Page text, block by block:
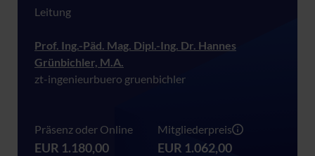
Leitung
Prof. Ing.-Päd. Mag. Dipl.-Ing. Dr. Hannes
Grünbichler, M.A.
zt-ingenieurbuero gruenbichler
Präsenz oder Online
EUR 1.180,00
Mitgliederpreis
EUR 1.062,00